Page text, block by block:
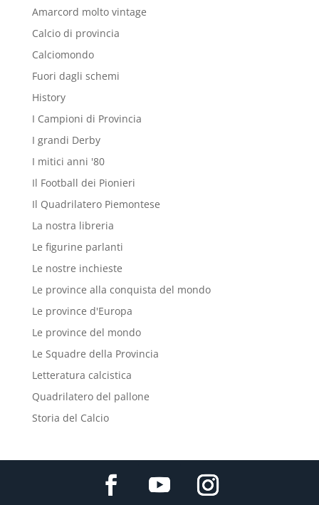
Amarcord molto vintage
Calcio di provincia
Calciomondo
Fuori dagli schemi
History
I Campioni di Provincia
I grandi Derby
I mitici anni '80
Il Football dei Pionieri
Il Quadrilatero Piemontese
La nostra libreria
Le figurine parlanti
Le nostre inchieste
Le province alla conquista del mondo
Le province d'Europa
Le province del mondo
Le Squadre della Provincia
Letteratura calcistica
Quadrilatero del pallone
Storia del Calcio